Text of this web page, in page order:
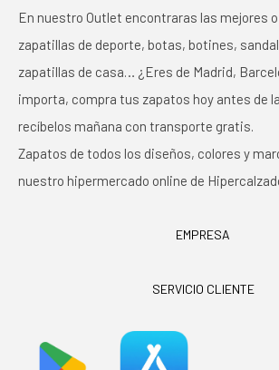
En nuestro Outlet encontraras las mejores
zapatillas de deporte, botas, botines,
zapatillas de casa… ¿Eres de Madrid,
importa, compra tus zapatos hoy antes de
recíbelos mañana con transporte gratis.
Zapatos de todos los diseños, colores y
nuestro hipermercado online de
EMPRESA
SERVICIO CLIENTE